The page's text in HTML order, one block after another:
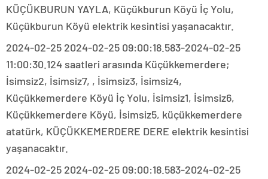
KÜÇÜKBURUN YAYLA, Küçükburun Köyü İç Yolu,
Küçükburun Köyü elektrik kesintisi yaşanacaktır.
2024-02-25 2024-02-25 09:00:18.583-2024-02-25
11:00:30.124 saatleri arasında Küçükkemerdere;
İsimsiz2, İsimsiz7, , İsimsiz3, İsimsiz4,
Küçükkemerdere Köyü İç Yolu, İsimsiz1, İsimsiz6,
Küçükkemerdere Köyü, İsimsiz5, küçükkemerdere
atatürk, KÜÇÜKKEMERDERE DERE elektrik kesintisi
yaşanacaktır.
2024-02-25 2024-02-25 09:00:18.583-2024-02-25